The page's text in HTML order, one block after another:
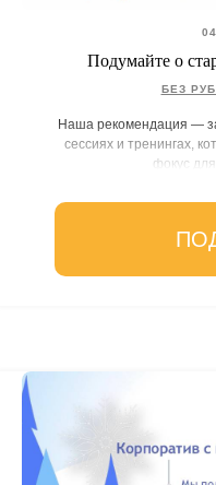
Подумайте о
БЕЗ
Наша рекомендация —
сессиях и тренингах,
фокус